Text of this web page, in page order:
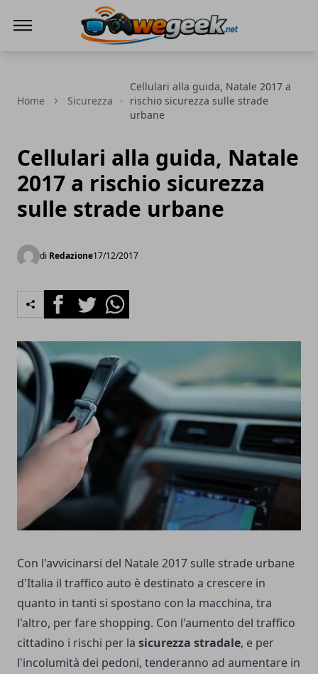
Home Sicurezza
Cellulari alla guida, Natale 2017 a
rischio sicurezza sulle strade
urbane
Cellulari alla guida, Natale
2017 a rischio sicurezza
sulle strade urbane
di Redazione17/12/2017
FacebookTwitterWhatsapp
Con l'avvicinarsi del Natale 2017 sulle strade urbane
d'Italia il traffico auto è destinato a crescere in
quanto in tanti si spostano con la macchina, tra
l'altro, per fare shopping. Con l'aumento del traffico
cittadino i rischi per la sicurezza stradale, e per
l'incolumità dei pedoni, tenderanno ad aumentare in